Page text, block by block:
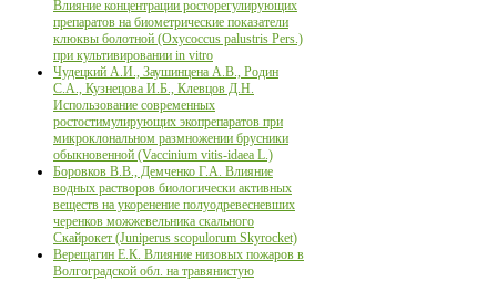
Влияние концентрации росторегулирующих
препаратов на биометрические показатели
клюквы болотной (Oxycoccus palustris Pers.)
при культивировании in vitro
Чудецкий А.И., Заушинцена А.В., Родин
С.А., Кузнецова И.Б., Клевцов Д.Н.
Использование современных
ростостимулирующих экопрепаратов при
микроклональном размножении брусники
обыкновенной (Vaccinium vitis-idaea L.)
Боровков В.В., Демченко Г.А. Влияние
водных растворов биологически активных
веществ на укоренение полуодревесневших
черенков можжевельника скального
Скайрокет (Juniperus scopulorum Skyrocket)
Верещагин Е.К. Влияние низовых пожаров в
Волгоградской обл. на травянистую